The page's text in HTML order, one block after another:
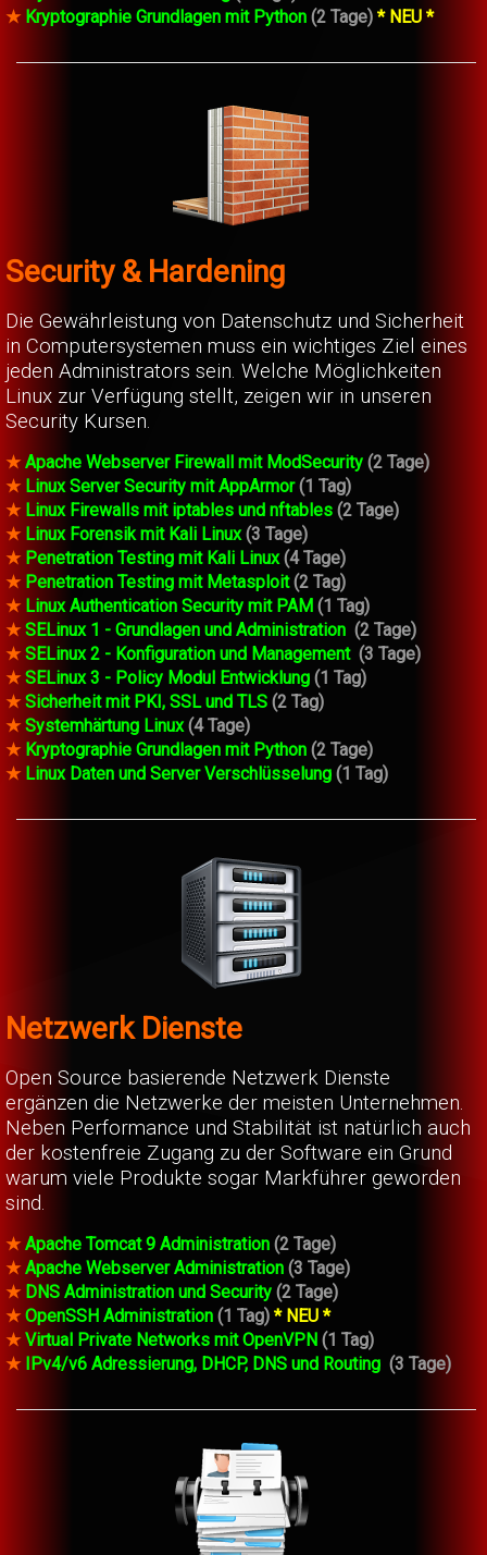
★ Kryptographie Grundlagen mit Python (2 Tage) * NEU *
Security & Hardening
Die Gewährleistung von Datenschutz und Sicherheit
in Computersystemen muss ein wichtiges Ziel eines
jeden Administrators sein. Welche Möglichkeiten
Linux zur Verfügung stellt, zeigen wir in unseren
Security Kursen.
★ Apache Webserver Firewall mit ModSecurity (2 Tage)
★ Linux Server Security mit AppArmor(1 Tag)
★ Linux Firewalls mit iptables und nftables (2 Tage)
★ Linux Forensik mit Kali Linux (3 Tage)
★ Penetration Testing mit Kali Linux (4 Tage)
★ Penetration Testing mit Metasploit(2 Tag)
★ Linux Authentication Security mit PAM (1 Tag)
★ SELinux 1 - Grundlagen und Administration (2 Tage)
★ SELinux 2 - Konfiguration und Management (3 Tage)
★ SELinux 3 - Policy Modul Entwicklung (1 Tag)
★ Sicherheit mit PKI, SSL und TLS (2 Tag)
★ Systemhärtung Linux (4 Tage)
★ Kryptographie Grundlagen mit Python (2 Tage)
★ Linux Daten und Server Verschlüsselung (1 Tag)
Netzwerk Dienste
Open Source basierende Netzwerk Dienste
ergänzen die Netzwerke der meisten Unternehmen.
Neben Performance und Stabilität ist natürlich auch
der kostenfreie Zugang zu der Software ein Grund
warum viele Produkte sogar Markführer geworden
sind.
★ Apache Tomcat 9 Administration (2 Tage)
★ Apache Webserver Administration (3 Tage)
★ DNS Administration und Security (2 Tage)
★ OpenSSH Administration (1 Tag) * NEU *
★ Virtual Private Networks mit OpenVPN (1 Tag)
★ IPv4/v6 Adressierung, DHCP, DNS und Routing (3 Tage)